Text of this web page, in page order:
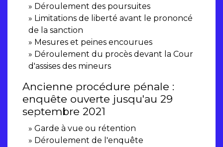
Déroulement des poursuites
Limitations de liberté avant le prononcé
de la sanction
Mesures et peines encourues
Déroulement du procès devant la Cour
d'assises des mineurs
Ancienne procédure pénale :
enquête ouverte jusqu'au 29
septembre 2021
Garde à vue ou rétention
Déroulement de l'enquête